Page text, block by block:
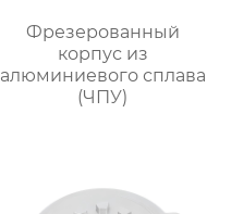
Фрезерованный
корпус из
алюминиевого сплава
(ЧПУ)